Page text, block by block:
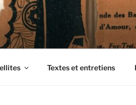
Textes et entretiens